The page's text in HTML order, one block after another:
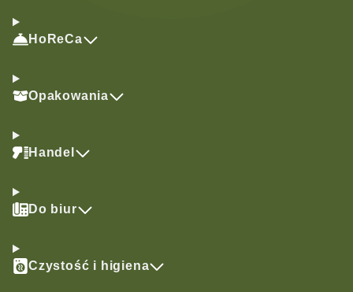
HoReCa
Opakowania
Handel
Do biur
Czystość i higiena